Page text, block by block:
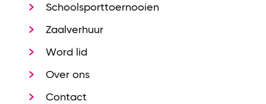
Schoolsporttoernooien
Zaalverhuur
Word lid
Over ons
Contact